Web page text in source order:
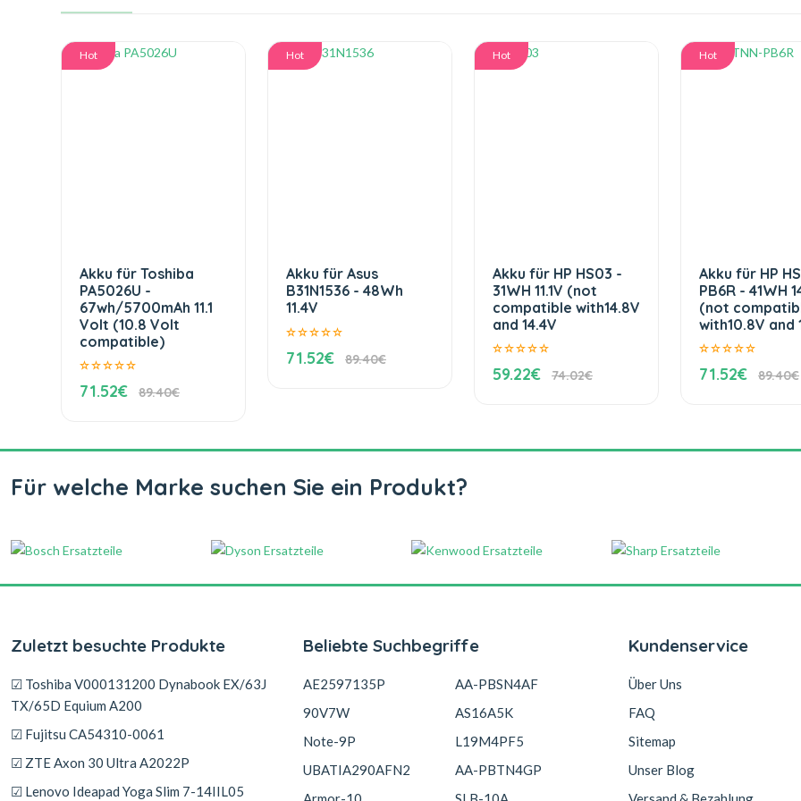
Hot
Akku für Toshiba
PA5026U -
67wh/5700mAh 11.1
Volt (10.8 Volt
compatible)
71.52€ 89.40€
Hot
Akku für Asus
B31N1536 - 48Wh
11.4V
71.52€ 89.40€
Hot
Akku für HP HS03 -
31WH 11.1V (not
compatible with14.8V
and 14.4V
59.22€ 74.02€
Hot
Akku für HP
PB6R - 41WH
(not
with10.8V and
71.52€ 89.40€
Für welche Marke suchen Sie ein Produkt?
Zuletzt besuchte Produkte
☑ Toshiba V000131200 Dynabook EX/63J
TX/65D Equium A200
☑ Fujitsu CA54310-0061
☑ ZTE Axon 30 Ultra A2022P
☑ Lenovo Ideapad Yoga Slim 7-14IIL05
Beliebte Suchbegriffe
AE2597135P
90V7W
Note-9P
UBATIA290AFN2
AA-PBSN4AF
AS16A5K
L19M4PF5
AA-PBTN4GP
Kundenservice
Über Uns
FAQ
Sitemap
Unser Blog